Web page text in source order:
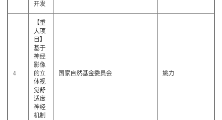
开发
4
【重
大项
目】
基于
神经
影像
的立
体视
觉舒
适度
神经
机制
国家自然基金委员会 姚力